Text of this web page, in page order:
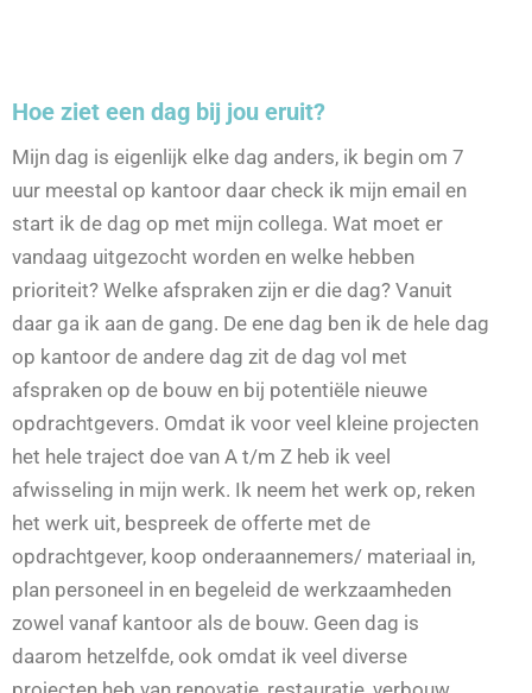
Hoe ziet een dag bij jou eruit?
Mijn dag is eigenlijk elke dag anders, ik begin om 7
uur meestal op kantoor daar check ik mijn email en
start ik de dag op met mijn collega. Wat moet er
vandaag uitgezocht worden en welke hebben
prioriteit? Welke afspraken zijn er die dag? Vanuit
daar ga ik aan de gang. De ene dag ben ik de hele dag
op kantoor de andere dag zit de dag vol met
afspraken op de bouw en bij potentiële nieuwe
opdrachtgevers. Omdat ik voor veel kleine projecten
het hele traject doe van A t/m Z heb ik veel
afwisseling in mijn werk. Ik neem het werk op, reken
het werk uit, bespreek de offerte met de
opdrachtgever, koop onderaannemers/ materiaal in,
plan personeel in en begeleid de werkzaamheden
zowel vanaf kantoor als de bouw. Geen dag is
daarom hetzelfde, ook omdat ik veel diverse